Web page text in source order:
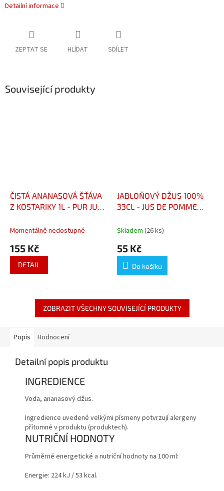
Detailní informace
ZEPTAT SE HLÍDAT SDÍLET
Související produkty
ČISTÁ ANANASOVÁ ŠŤÁVA
Z KOSTARIKY 1L - PUR JUS
1L
Momentálně nedostupné
155 Kč
DETAIL
JABLOŇOVÝ DŽUS 100%
33CL - JUS DE POMME
Skladem (26 ks)
55 Kč
Do košíku
ZOBRAZIT VŠECHNY SOUVISEJÍCÍ PRODUKTY
Popis Hodnocení
Detailní popis produktu
INGREDIENCE
Voda, ananasový džus.
Ingredience uvedené velkými písmeny potvrzují alergeny
přítomné v produktu (produktech).
NUTRIČNÍ HODNOTY
Průměrné energetické a nutriční hodnoty na 100 ml:
Energie: 224 kJ / 53 kcal.